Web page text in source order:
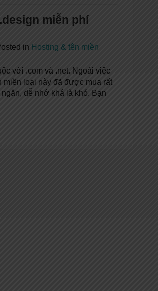
miễn phí
in Hosting & tên miền
với .com và .net. Ngoài việc
miền loại này đã được mua rất
dễ nhớ khá là khó. Bạn